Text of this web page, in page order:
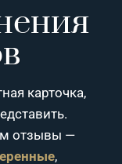
карточка,
отзывы —
,